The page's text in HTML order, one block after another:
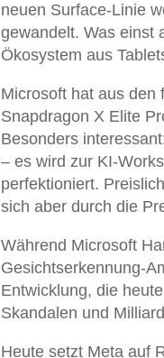
neuen Surface-Linie
gewandelt. Was einst
Ökosystem aus
Microsoft hat aus den
Snapdragon X Elite
Besonders
– es wird zur KI-
perfektioniert.
sich aber durch die
Während Microsoft
Gesichtserkennung-
Entwicklung, die
Skandalen und
Heute setzt Meta auf